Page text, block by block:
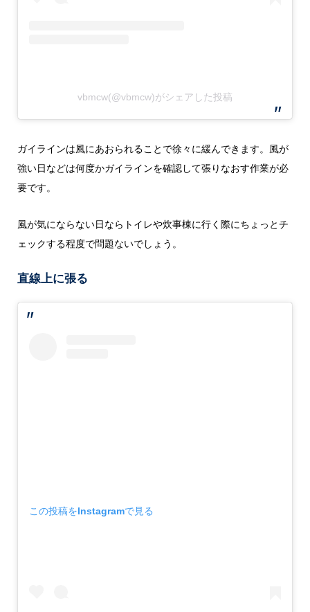
vbmcw(@vbmcw)がシェアした投稿
ガイラインは風にあおられることで徐々に緩んできます。風が
強い日などは何度かガイラインを確認して張りなおす作業が必
要です。
風が気にならない日ならトイレや炊事棟に行く際にちょっとチ
ェックする程度で問題ないでしょう。
直線上に張る
この投稿をInstagramで見る